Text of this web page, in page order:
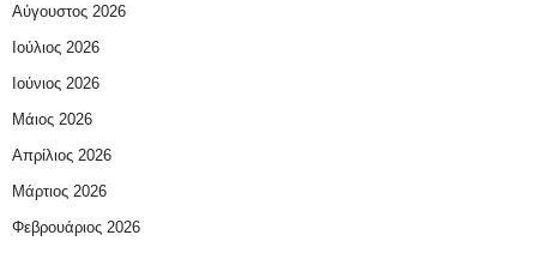
Αύγουστος 2026
Ιούλιος 2026
Ιούνιος 2026
Μάιος 2026
Απρίλιος 2026
Μάρτιος 2026
Φεβρουάριος 2026